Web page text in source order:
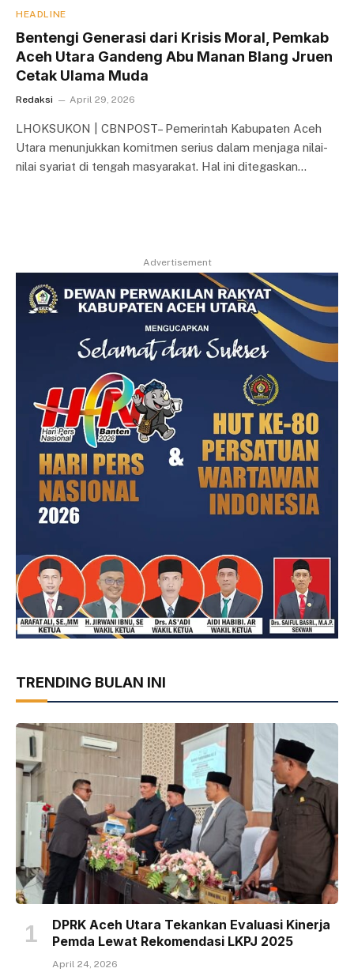
HEADLINE
Bentengi Generasi dari Krisis Moral, Pemkab
Aceh Utara Gandeng Abu Manan Blang Jruen
Cetak Ulama Muda
Redaksi April 29, 2026
LHOKSUKON | CBNPOST– Pemerintah Kabupaten Aceh
Utara menunjukkan komitmen serius dalam menjaga nilai-
nilai syariat di tengah masyarakat. Hal ini ditegaskan…
Advertisement
TRENDING BULAN INI
DPRK Aceh Utara Tekankan Evaluasi Kinerja
Pemda Lewat Rekomendasi LKPJ 2025
April 24, 2026